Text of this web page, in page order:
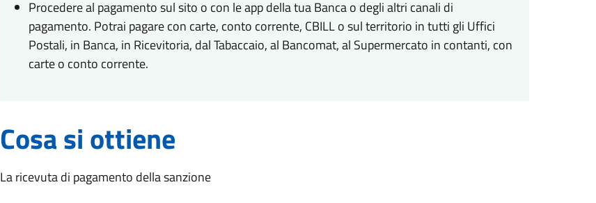
Procedere al pagamento sul sito o con le app della tua Banca o degli altri canali di
pagamento. Potrai pagare con carte, conto corrente, CBILL o sul territorio in tutti gli Uffici
Postali, in Banca, in Ricevitoria, dal Tabaccaio, al Bancomat, al Supermercato in contanti, con
carte o conto corrente.
Cosa si ottiene
La ricevuta di pagamento della sanzione